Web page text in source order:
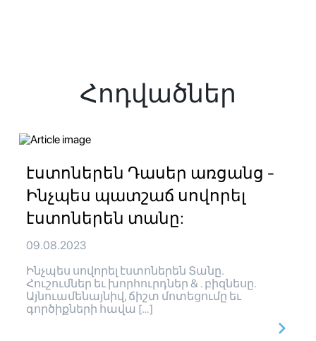
Հոդվածներ
էստոներեն Դասեր առցանց -
Ինչպես պատշաճ սովորել
էստոներեն տանը:
09.08.2023
Ինչպես սովորել էստոներեն Տանը.
Հուշումներ եւ խորհուրդներ & . բիզնեսը.
Այնուամենայնիվ, ճիշտ մոտեցումը եւ
գործիքների հավա […]